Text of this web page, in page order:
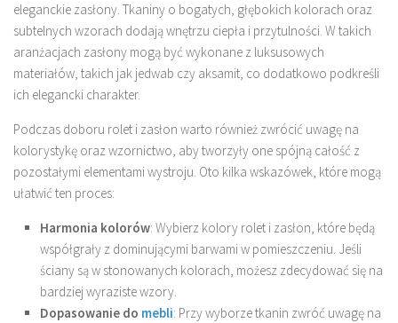
eleganckie zasłony. Tkaniny o bogatych, głębokich kolorach oraz
subtelnych wzorach dodają wnętrzu ciepła i przytulności. W takich
aranżacjach zasłony mogą być wykonane z luksusowych
materiałów, takich jak jedwab czy aksamit, co dodatkowo podkreśli
ich elegancki charakter.
Podczas doboru rolet i zasłon warto również zwrócić uwagę na
kolorystykę oraz wzornictwo, aby tworzyły one spójną całość z
pozostałymi elementami wystroju. Oto kilka wskazówek, które mogą
ułatwić ten proces:
Harmonia kolorów: Wybierz kolory rolet i zasłon, które będą
współgrały z dominującymi barwami w pomieszczeniu. Jeśli
ściany są w stonowanych kolorach, możesz zdecydować się na
bardziej wyraziste wzory.
Dopasowanie do mebli: Przy wyborze tkanin zwróć uwagę na